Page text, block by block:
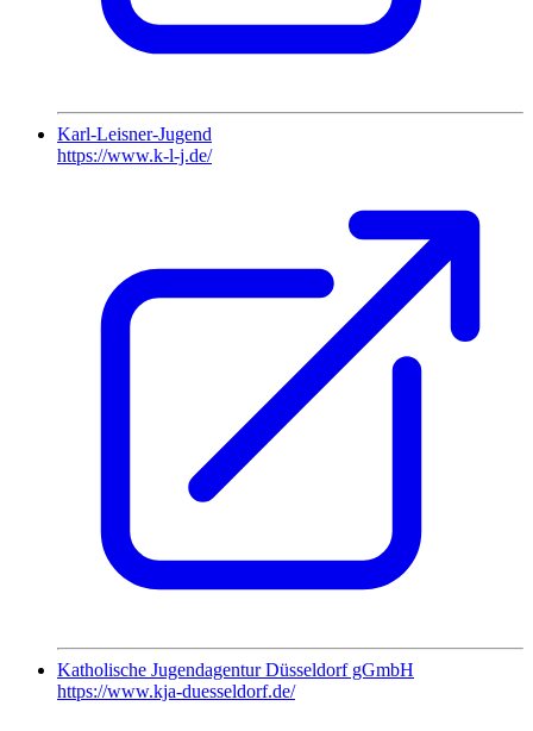
Karl-Leisner-Jugend
https://www.k-l-j.de/
Katholische Jugendagentur Düsseldorf gGmbH
https://www.kja-duesseldorf.de/